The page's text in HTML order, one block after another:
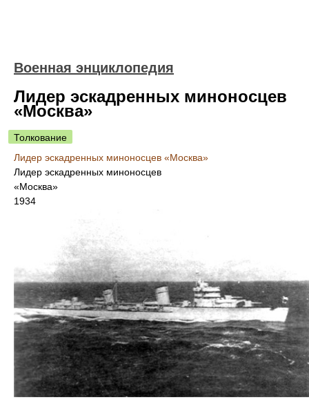
Военная энциклопедия
Лидер эскадренных миноносцев
«Москва»
Толкование
Лидер эскадренных миноносцев «Москва»
Лидер эскадренных миноносцев
«Москва»
1934